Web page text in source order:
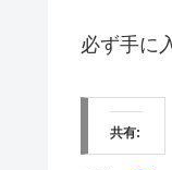
必ず手に
共有: